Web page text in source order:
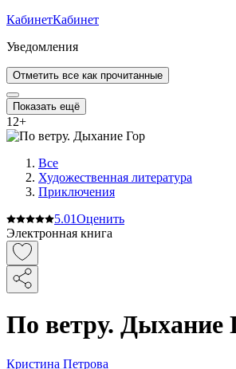
КабинетКабинет
Уведомления
Отметить все как прочитанные
Показать ещё
12+
Все
Художественная литература
Приключения
5.01Оценить
Электронная книга
По ветру. Дыхание
Кристина Петрова